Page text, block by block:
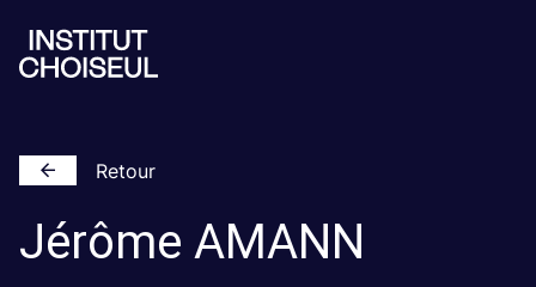
Retour
Jérôme AMANN